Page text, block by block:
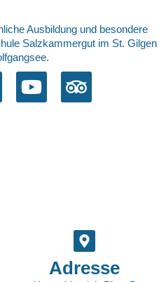
Ausbildung und besondere
Salzkammergut im St. Gilgen
Adresse